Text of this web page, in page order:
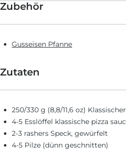
Zubehör
Gusseisen Pfanne
Zutaten
250/330 g (8,8/11,6 oz)
4-5 Esslöffel klassische pizza
2-3 rashers Speck, gewürfelt
4-5 Pilze (dünn geschnitten)